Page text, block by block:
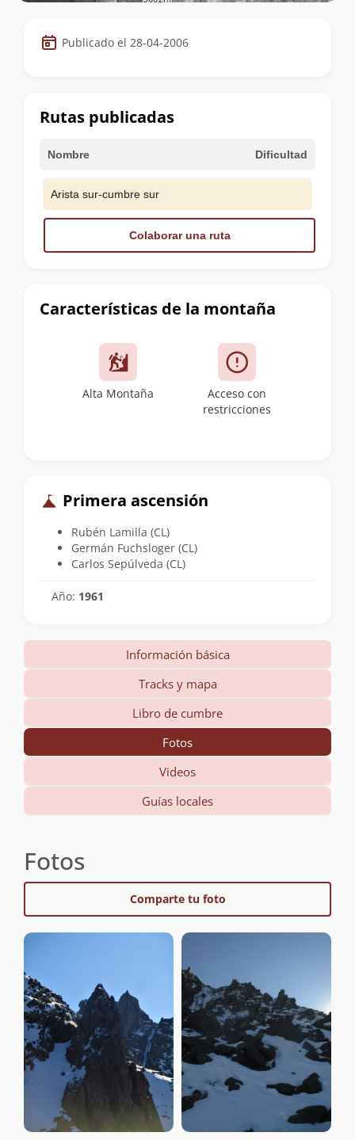
Datos
de
cumbre
Publicado el 28-04-2006
Características de la montaña
Alta Montaña
Acceso con
restricciones
Primera ascensión
Rubén Lamilla (CL)
Germán Fuchsloger (CL)
Carlos Sepúlveda (CL)
Año: 1961
Rutas publicadas
Nombre Dificultad
Arista sur-cumbre sur
Colaborar una ruta
Información básica
Tracks y mapa
Libro de cumbre
Fotos
Videos
Guías locales
Fotos
Comparte tu foto